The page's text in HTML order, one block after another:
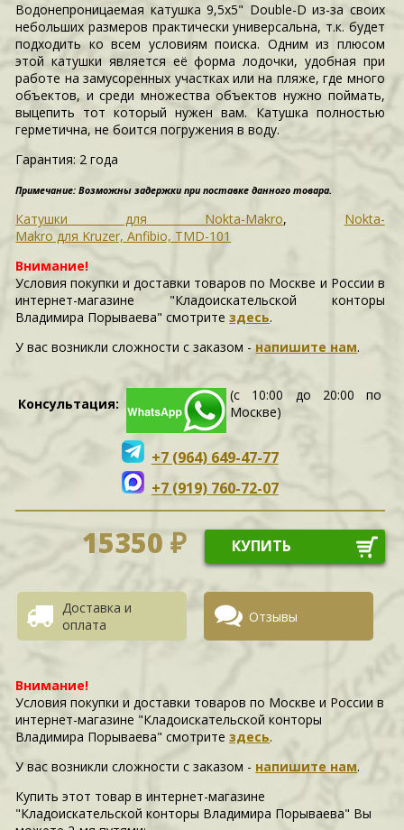
Водонепроницаемая катушка 9,5x5" Double-D из-за своих
небольших размеров практически универсальна, т.к. будет
подходить ко всем условиям поиска. Одним из плюсом
этой катушки является её форма лодочки, удобная при
работе на замусоренных участках или на пляже, где много
объектов, и среди множества объектов нужно поймать,
выцепить тот который нужен вам. Катушка полностью
герметична, не боится погружения в воду.
Гарантия: 2 года
Примечание: Возможны задержки при поставке данного товара.
Катушки для Nokta-Makro, Nokta-
Makro для Kruzer, Anfibio, TMD-101
Внимание!
Условия покупки и доставки товаров по Москве и России в
интернет-магазине "Кладоискательской конторы
Владимира Порываева" смотритездесь.
У вас возникли сложности c заказом - напишите нам.
Консультация:
(с 10:00 до 20:00 по
Москве)
+7 (964) 649-47-77
+7 (919) 760-72-07
15350 ₽ КУПИТЬ
Доставка и
оплата
Отзывы
Внимание!
Условия покупки и доставки товаров по Москве и России в
интернет-магазине "Кладоискательской конторы
Владимира Порываева" смотритездесь.
У вас возникли сложности c заказом - напишите нам.
Купить этот товар в интернет-магазине
"Кладоискательской конторы Владимира Порываева" Вы